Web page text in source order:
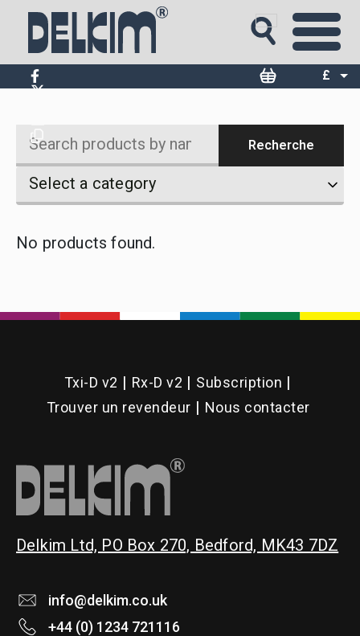
£
Set vert opale
Search
products
by
name
Recherche
Select
a
Select a category
Select
category
No products found.
Txi-D v2 Rx-D v2
Subscription
Trouver un revendeur
Nous contacter
Delkim Ltd, PO Box 270, Bedford, MK43 7DZ
info@delkim.co.uk
+44 (0) 1234 721116